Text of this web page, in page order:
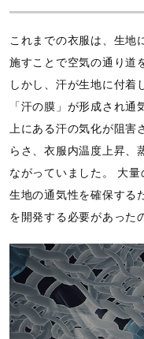
これまでの衣服は、生地
施すことで空気の通り道
しかし、汗が生地に付着
「汗の膜」が形成され
上にある汗の気化が阻
らさ、衣服内温度上昇、
ながっていました。
大量
生地の通気性を確保する
を開発する必要があった